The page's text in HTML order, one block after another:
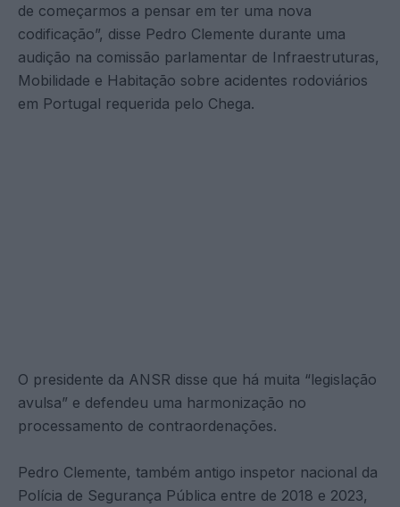
de começarmos a pensar em ter uma nova
codificação”, disse Pedro Clemente durante uma
audição na comissão parlamentar de Infraestruturas,
Mobilidade e Habitação sobre acidentes rodoviários
em Portugal requerida pelo Chega.
O presidente da ANSR disse que há muita “legislação
avulsa” e defendeu uma harmonização no
processamento de contraordenações.
Pedro Clemente, também antigo inspetor nacional da
Polícia de Segurança Pública entre de 2018 e 2023,